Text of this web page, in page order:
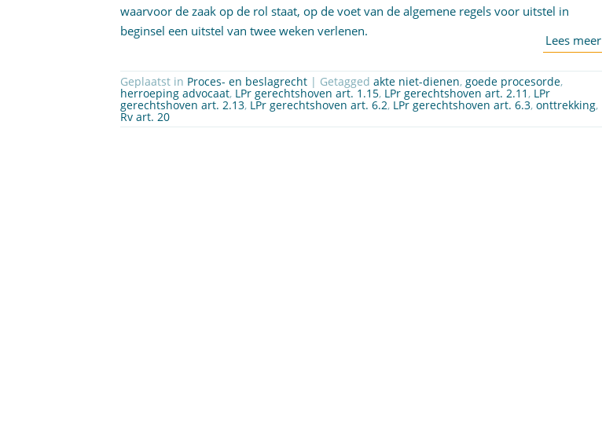
waarvoor de zaak op de rol staat, op de voet van de algemene regels voor uitstel in
beginsel een uitstel van twee weken verlenen.
Geplaatst in Proces- en beslagrecht | Getaggedakte niet-dienen,goede procesorde,
herroeping advocaat, LPr gerechtshoven art. 1.15, LPr gerechtshoven art. 2.11 , LPr
gerechtshoven art. 2.13, LPr gerechtshoven art. 6.2, LPr gerechtshoven art. 6.3,onttrekking,
Rv art. 20